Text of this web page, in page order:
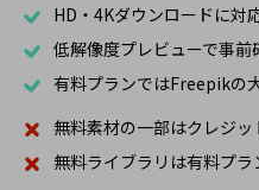
HD・4Kダウンロードに対
低解像度プレビューで事前
有料プランではFreepikの
無料素材の一部はクレジ
無料ライブラリは有料プ